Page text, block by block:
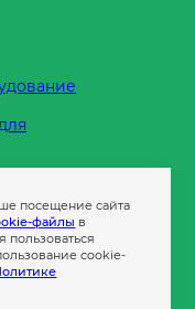
посещение сайта
файлы в
пользоваться
cookie-